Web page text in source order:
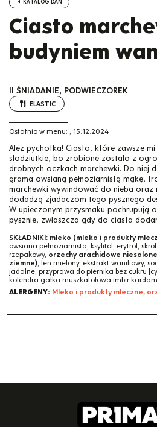
KATALOG DAŃ
Ciasto
budyniem
II ŚNIADANIE, PODWIECZOREK
ELASTIC
Ostatnio w menu: , 15.12.2024
Ależ pychotka! Ciasto, które zawsze
słodziutkie, bo zrobione zostało z
drobnych oczkach marchewki. Do niej
grama owsianą pełnoziarnistą mąkę,
marchewki wywindować do nieba oraz
dodadzą zjadaczom tego pysznego
W upieczonym przysmaku pochrupują
pysznie, zwłaszcza gdy do ciasta
SKŁADNIKI: mleko (mleko i produkty
owsiana pełnoziarnista, ksylitol, erytrol,
rzepakowy, orzechy arachidowe
ziemne), len mielony, ekstrakt waniliowy,
jadalne, przyprawa do piernika bez cukru
kolendra gałka muszkatołowa imbir
ALERGENY: Mleko i produkty mleczne,